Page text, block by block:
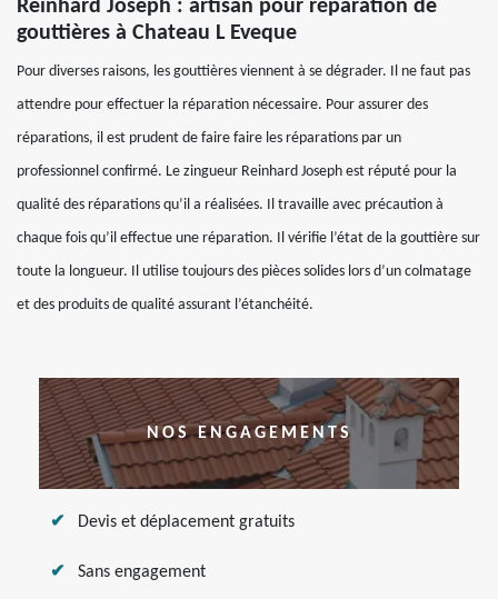
Reinhard Joseph : artisan pour réparation de
gouttières à Chateau L Eveque
Pour diverses raisons, les gouttières viennent à se dégrader. Il ne faut pas
attendre pour effectuer la réparation nécessaire. Pour assurer des
réparations, il est prudent de faire faire les réparations par un
professionnel confirmé. Le zingueur Reinhard Joseph est réputé pour la
qualité des réparations qu’il a réalisées. Il travaille avec précaution à
chaque fois qu’il effectue une réparation. Il vérifie l’état de la gouttière sur
toute la longueur. Il utilise toujours des pièces solides lors d’un colmatage
et des produits de qualité assurant l’étanchéité.
NOS ENGAGEMENTS
Devis et déplacement gratuits
Sans engagement